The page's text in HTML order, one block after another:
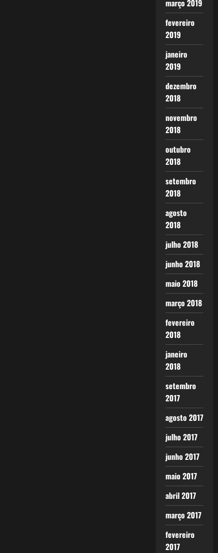
março 2019
fevereiro
2019
janeiro
2019
dezembro
2018
novembro
2018
outubro
2018
setembro
2018
agosto
2018
julho 2018
junho 2018
maio 2018
março 2018
fevereiro
2018
janeiro
2018
setembro
2017
agosto 2017
julho 2017
junho 2017
maio 2017
abril 2017
março 2017
fevereiro
2017